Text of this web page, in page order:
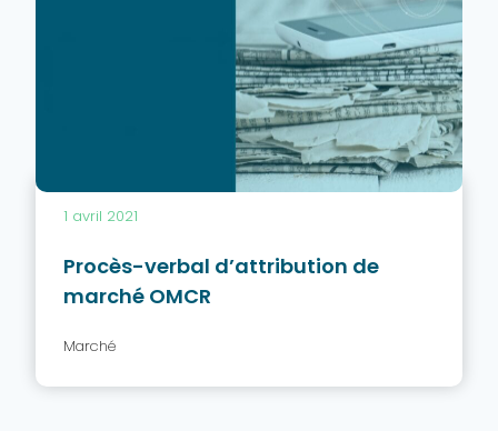
1 avril 2021
Procès-verbal d’attribution de
marché OMCR
Marché